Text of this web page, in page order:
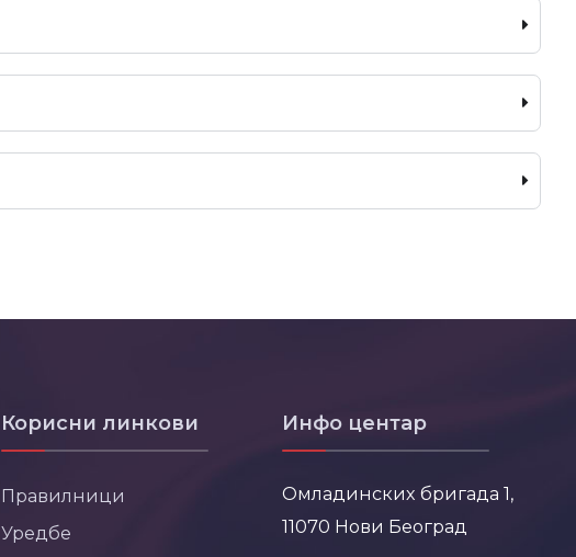
Корисни линкови
Правилници
Уредбе
Инфо центар
Омладинских бригада 1,
11070 Нови Београд